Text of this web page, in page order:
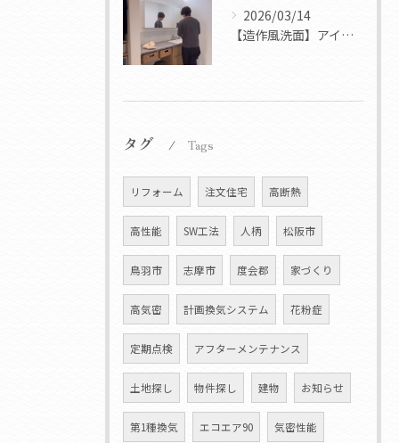
2026/03/14
【造作風洗面】アイカ スマートサニタリー事例集
タグ Tags
リフォーム 注文住宅 高断熱
高性能 SW工法 人柄 松阪市
鳥羽市 志摩市 度会郡 家づくり
高気密 計画換気システム 花粉症
定期点検 アフターメンテナンス
土地探し 物件探し 建物 お知らせ
第1種換気 エコエア90 気密性能